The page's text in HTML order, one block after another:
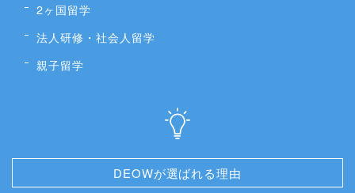
2ヶ国留学
法人研修・社会人留学
親子留学
DEOWが選ばれる理由